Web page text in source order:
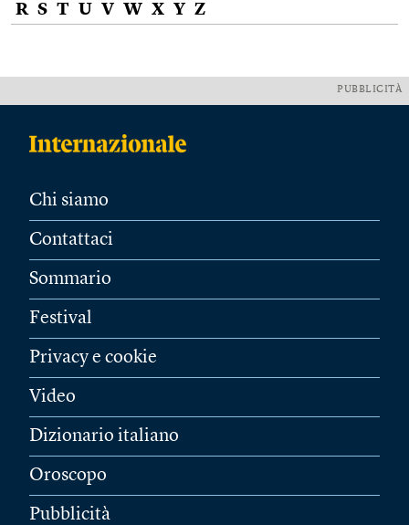
R S T U V W X Y Z
PUBBLICITÀ
Chi siamo
Contattaci
Sommario
Festival
Privacy e cookie
Video
Dizionario italiano
Oroscopo
Pubblicità